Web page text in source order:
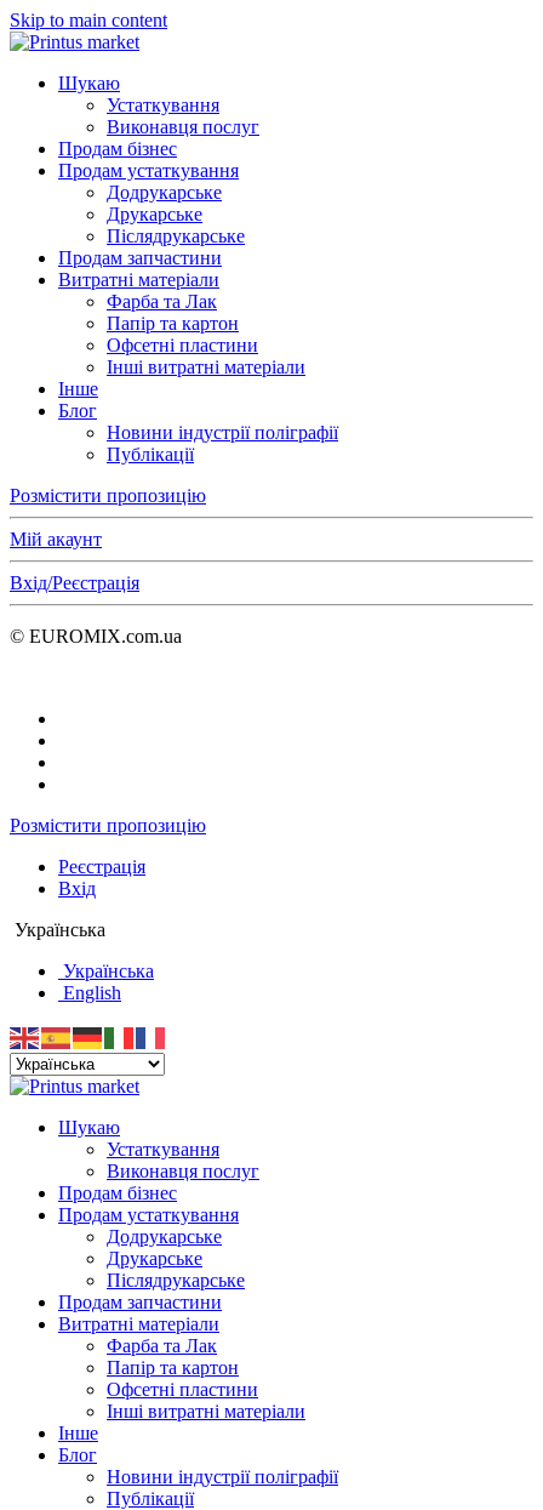
Skip to main content
Шукаю
Устаткування
Виконавця послуг
Продам бізнес
Продам устаткування
Додрукарське
Друкарське
Післядрукарське
Продам запчастини
Витратні матеріали
Фарба та Лак
Папір та картон
Офсетні пластини
Інші витратні матеріали
Інше
Блог
Новини індустрії поліграфії
Публікації
Розмістити пропозицію
Мій акаунт
Вхід/Реєстрація
© EUROMIX.com.ua
Розмістити пропозицію
Реєстрація
Вхід
Українська
Українська
English
Шукаю
Устаткування
Виконавця послуг
Продам бізнес
Продам устаткування
Додрукарське
Друкарське
Післядрукарське
Продам запчастини
Витратні матеріали
Фарба та Лак
Папір та картон
Офсетні пластини
Інші витратні матеріали
Інше
Блог
Новини індустрії поліграфії
Публікації